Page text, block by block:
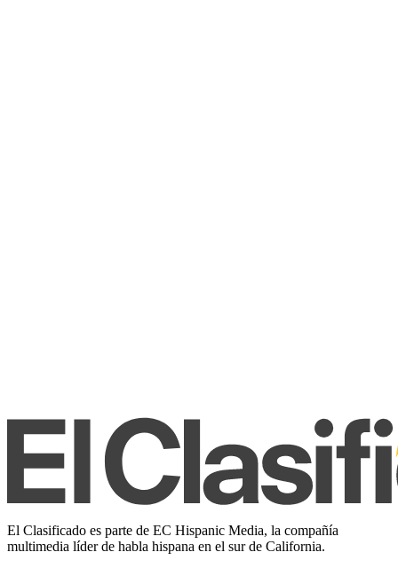
El Clasificado es parte de EC Hispanic Media, la compañía
multimedia líder de habla hispana en el sur de California.